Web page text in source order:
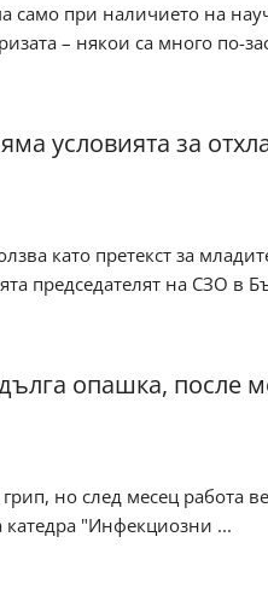
само при наличието на
– някои са много по-
условията за
като претекст за
председателят на СЗО в
опашка, после
но след месец работа
катедра "Инфекциозни ...